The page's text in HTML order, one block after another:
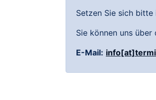
Setzen Sie sich
Sie können uns
E-Mail: